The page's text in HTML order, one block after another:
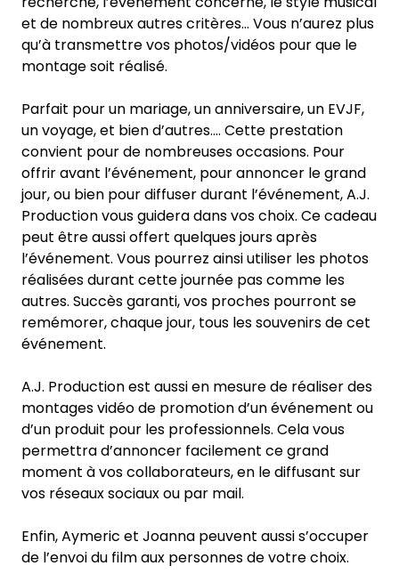
et de nombreux autres critères… Vous n’aurez plus
qu’à transmettre vos photos/vidéos pour que le
montage soit réalisé.
Parfait pour un mariage, un anniversaire, un EVJF,
un voyage, et bien d’autres.... Cette prestation
convient pour de nombreuses occasions. Pour
offrir avant l’événement, pour annoncer le grand
jour, ou bien pour diffuser durant l’événement, A.J.
Production vous guidera dans vos choix. Ce cadeau
peut être aussi offert quelques jours après
l’événement. Vous pourrez ainsi utiliser les photos
réalisées durant cette journée pas comme les
autres. Succès garanti, vos proches pourront se
remémorer, chaque jour, tous les souvenirs de cet
événement.
A.J. Production est aussi en mesure de réaliser des
montages vidéo de promotion d’un événement ou
d’un produit pour les professionnels. Cela vous
permettra d’annoncer facilement ce grand
moment à vos collaborateurs, en le diffusant sur
vos réseaux sociaux ou par mail.
Enfin, Aymeric et Joanna peuvent aussi s’occuper
de l’envoi du film aux personnes de votre choix.